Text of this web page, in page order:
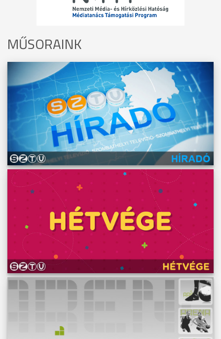
MŰSORAINK